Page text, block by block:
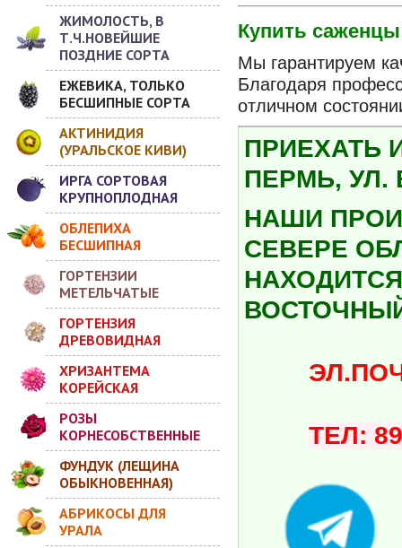
ЖИМОЛОСТЬ, В
Т.Ч.НОВЕЙШИЕ
ПОЗДНИЕ СОРТА
ЕЖЕВИКА, ТОЛЬКО
БЕСШИПНЫЕ СОРТА
АКТИНИДИЯ
(УРАЛЬСКОЕ КИВИ)
ИРГА СОРТОВАЯ
КРУПНОПЛОДНАЯ
ОБЛЕПИХА
БЕСШИПНАЯ
ГОРТЕНЗИИ
МЕТЕЛЬЧАТЫЕ
ГОРТЕНЗИЯ
ДРЕВОВИДНАЯ
ХРИЗАНТЕМА
КОРЕЙСКАЯ
РОЗЫ
КОРНЕСОБСТВЕННЫЕ
ФУНДУК (ЛЕЩИНА
ОБЫКНОВЕННАЯ)
АБРИКОСЫ ДЛЯ
УРАЛА
Купить
Мы гарантируем
Благодаря
отличном
ПРИЕХАТЬ
ПЕРМЬ, УЛ.
НАШИ
СЕВЕРЕ
ТЕЛ: